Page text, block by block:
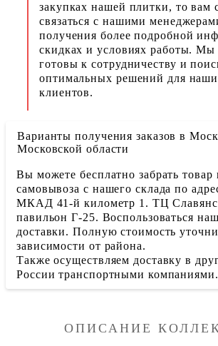
закупках нашей плитки, то вам
связаться с нашими
получения более подробной
скидках и условиях работы. Мы
готовы к сотрудничеству и
оптимальных решений для
клиентов.
Варианты получения заказов в
Московской области
Вы можете бесплатно забрать товар
самовывоза с нашего склада по
МКАД 41-й километр 1. ТЦ
павильон Г-25. Воспользоваться
доставки. Полную стоимость
зависимости от района.
Также осуществляем доставку в
России транспортными компаниями.
ОПИСАНИЕ